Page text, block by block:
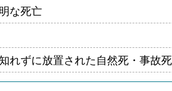
な死亡
れずに放置された自然死・事故死